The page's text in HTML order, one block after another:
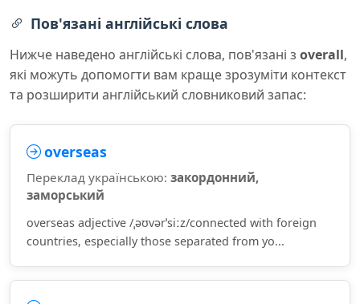
Пов'язані англійські слова
Нижче наведено англійські слова, пов'язані з overall,
які можуть допомогти вам краще зрозуміти контекст
та розширити англійський словниковий запас:
overseas
Переклад українською: закордонний,
заморський
overseas adjective /ˌəʊvərˈsiːz/connected with foreign
countries, especially those separated from yo...